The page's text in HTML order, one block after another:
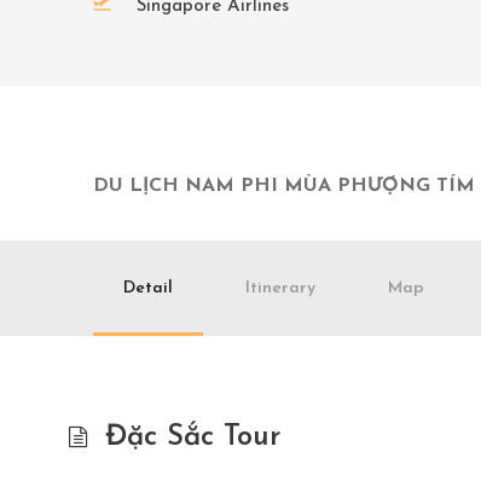
Singapore Airlines
DU LỊCH NAM PHI MÙA PHƯỢNG TÍM
Detail Itinerary Map
Đặc Sắc Tour